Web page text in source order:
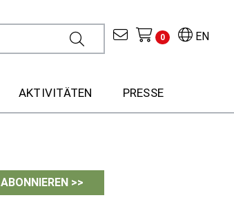
EN
0
AKTIVITÄTEN PRESSE
ABONNIEREN >>